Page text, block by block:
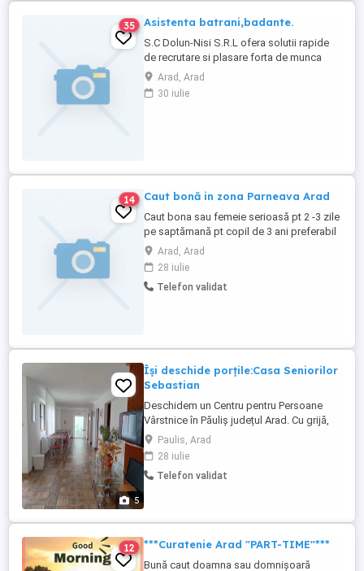
35 Asistenta batrani,badante.
S.C Dolun-Nisi S.R.L ofera solutii rapide
de recrutare si plasare forta de munca
pentru un popor muncitor, care respecta
valorile familiei si valorile religioase, un
popor modest si ospitalier. SC Dolun Nisi
Arad, Arad
30 iulie
14 Caut bonă in zona Parneava Arad
Caut bona sau femeie serioasă pt 2 -3 zile
pe saptămană pt copil de 3 ani preferabil
din zona Părneava sau din apropiere .Inf la
tel sau mesaj.
Arad, Arad
28 iulie
Telefon validat
5
Își deschide porțile:Casa Seniorilor
Sebastian
Deschidem un Centru pentru Persoane
Vârstnice în Păuliș județul Arad. Cu grijă,
respect și profesionalism, oferim un loc
sigur și primitor pentru persoanele
vârstnice care au nevoie de îngrijire și
sprijin.Vă așteptăm cu drag să ne
Paulis, Arad
28 iulie
Telefon validat
12 ***Curatenie Arad "PART-TIME"***
Bună caut doamna sau domnișoară